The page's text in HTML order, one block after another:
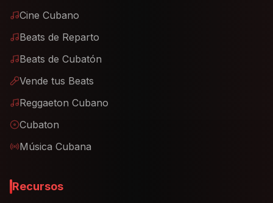
Cine Cubano
Beats de Reparto
Beats de Cubatón
Vende tus Beats
Reggaeton Cubano
Cubaton
Música Cubana
Recursos